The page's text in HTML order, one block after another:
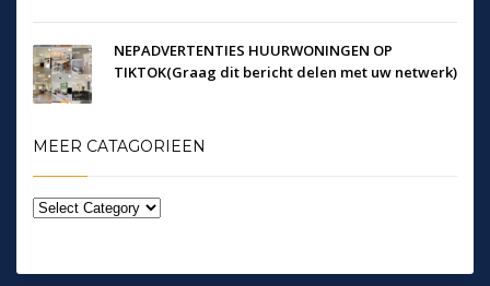
NEPADVERTENTIES HUURWONINGEN OP
TIKTOK(Graag dit bericht delen met uw netwerk)
MEER CATAGORIEEN